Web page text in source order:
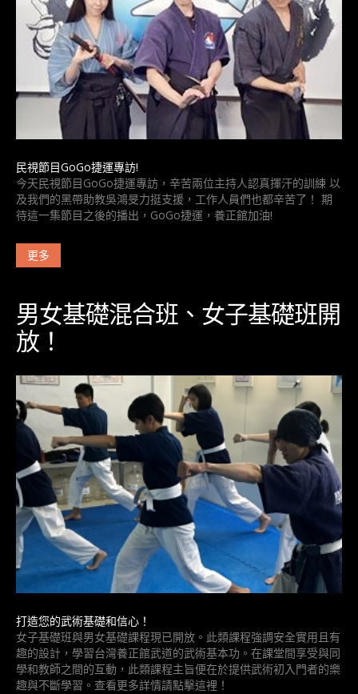
民視節目GoGo捷運專訪!
今天民視節目GoGo捷運專訪，辛苦兩位主持人認真揮汗的訓練 以
及我們的黑帶助教吳鴻旻力挺支援，工作人員們也都辛苦了！ 期
待這一集節目之後的播出，GoGo捷運，養正館加油!
更多
男女基礎混合班、女子基礎班開
放！
打造您的武術基礎和信心！
女子基礎班與男女基礎課程現已開放。此類課程強調安全實用且有
趣的設計，學習台灣養正館武道的武術基本功。在課堂間享受與同
學和教師之間的互動，此類課程主旨便在於提供武術初入門者的樂
趣與不斷學習。查看更多詳情請點擊這裡！